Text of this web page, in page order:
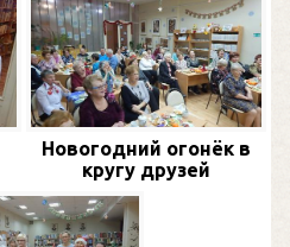
Новогодний огонёк в
кругу друзей